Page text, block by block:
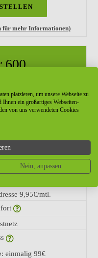
mehr Informationen)
600
mtl.
s
Upload
9,95€/mtl.
einmalig 99€
platzieren, um unsere Webseite zu
Ihnen ein großartiges Webseiten-
von uns verwendeten Cookies
Nein, anpassen